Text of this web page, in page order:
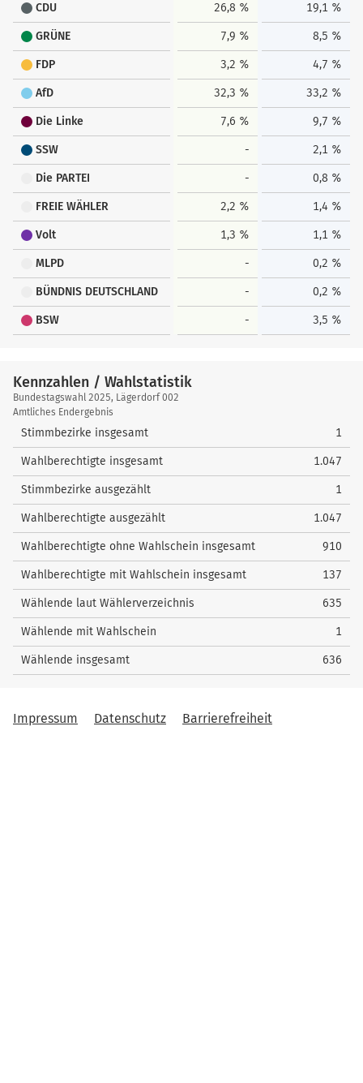
CDU 26,8 % 19,1 %
GRÜNE 7,9 % 8,5 %
FDP 3,2 % 4,7 %
AfD 32,3 % 33,2 %
Die Linke 7,6 % 9,7 %
SSW - 2,1 %
Die PARTEI - 0,8 %
FREIE WÄHLER 2,2 % 1,4 %
Volt 1,3 % 1,1 %
MLPD - 0,2 %
BÜNDNIS DEUTSCHLAND - 0,2 %
BSW - 3,5 %
Kennzahlen / Wahlstatistik
Kennzahlen
/
Wahlstatistik
Bundestagswahl 2025, Lägerdorf 002
Amtliches Endergebnis
Stimmbezirke insgesamt 1
Wahlberechtigte insgesamt 1.047
Stimmbezirke ausgezählt 1
Wahlberechtigte ausgezählt 1.047
Wahlberechtigte ohne Wahlschein insgesamt 910
Wahlberechtigte mit Wahlschein insgesamt 137
Wählende laut Wählerverzeichnis 635
Wählende mit Wahlschein 1
Wählende insgesamt 636
Impressum Datenschutz Barrierefreiheit